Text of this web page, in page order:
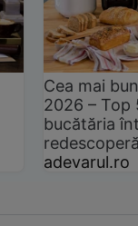
Cea mai
2026 –
bucătăria
adevarul.ro